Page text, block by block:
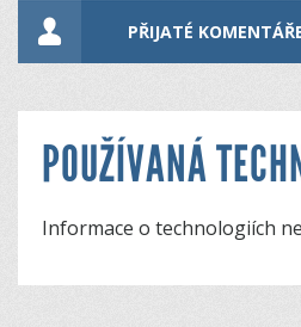
PŘIJATÉ
POUŽÍVANÁ
Informace o technologiích